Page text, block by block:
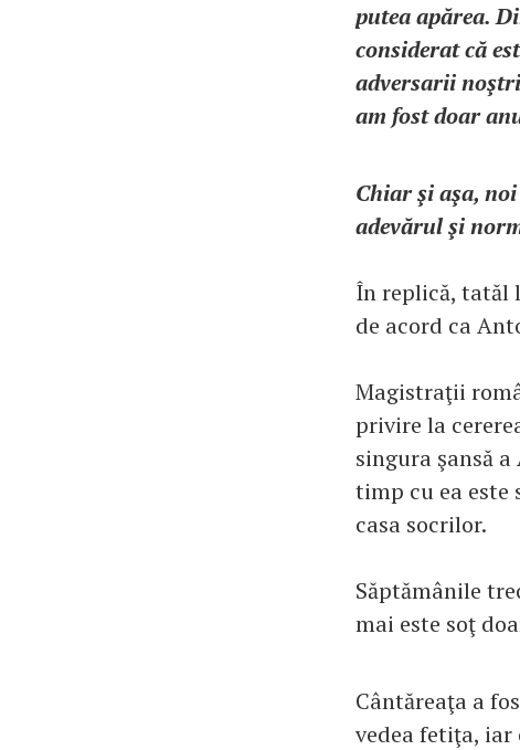
putea apărea.
considerat că
adversarii
am fost doar
Chiar şi aşa,
adevărul şi
În replică, tatăl
de acord ca
Magistraţii
privire la
singura şansă
timp cu ea este
casa socrilor.
Săptămânile
mai este soţ
Cântăreaţa a
vedea fetiţa, iar